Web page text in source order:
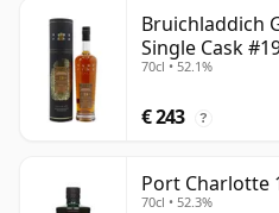
Bruichladdich
Single Cask
70cl • 52.1%
€ 243 ?
Port Charlotte
70cl • 52.3%